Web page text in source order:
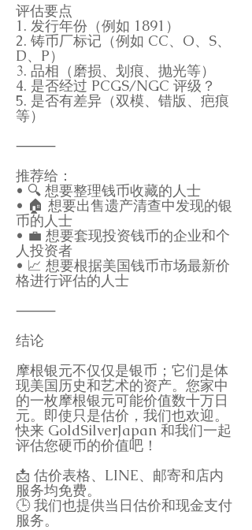
评估要点
1. 发行年份（例如 1891）
2. 铸币厂标记（例如 CC、O、S、
D、P）
3. 品相（磨损、划痕、抛光等）
4. 是否经过 PCGS/NGC 评级？
5. 是否有差异（双模、错版、疤痕
等）
⸻
推荐给：
• 🔍 想要整理钱币收藏的人士
• 🏠 想要出售遗产清查中发现的银
币的人士
• 💼 想要套现投资钱币的企业和个
人投资者
• 📈 想要根据美国钱币市场最新价
格进行评估的人士
⸻
结论
摩根银元不仅仅是银币；它们是体
现美国历史和艺术的资产。您家中
的一枚摩根银元可能价值数十万日
元。即使只是估价，我们也欢迎。
快来 GoldSilverJapan 和我们一起
评估您硬币的价值吧！
📩 估价表格、LINE、邮寄和店内
服务均免费。
🕒 我们也提供当日估价和现金支付
服务。